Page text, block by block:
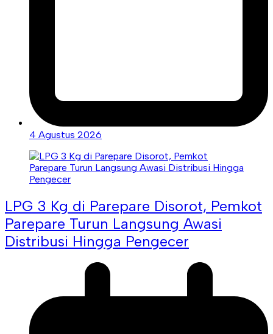
4 Agustus 2026
LPG 3 Kg di Parepare Disorot, Pemkot
Parepare Turun Langsung Awasi
Distribusi Hingga Pengecer